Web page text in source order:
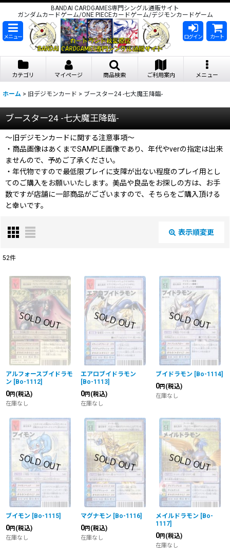
BANDAI CARDGAMES専門シングル通販サイト
ガンダムカードゲーム/ONE PIECEカードゲーム/デジモンカードゲーム
メニュー ログイン カート
カテゴリ マイページ 商品検索 ご利用案内 メニュー
ホーム > 旧デジモンカード > ブースター24 -七大魔王降臨-
ブースター24 -七大魔王降臨-
〜旧デジモンカードに関する注意事項〜
・商品画像はあくまでSAMPLE画像であり、年代やverの指定は出来
ませんので、予めご了承ください。
・年代物ですので最低限プレイに支障が出ない程度のプレイ用とし
てのご購入をお願いいたします。美品や良品をお探しの方は、お手
数ですが店舗に一部商品がございますので、そちらをご購入頂ける
と幸いです。
表示順変更
在庫あり
並び順:
絞り込む
52件
アルフォースブイドラモ
ン [Bo-1112]
0円 (税込)
在庫なし
エアロブイドラモン
[Bo-1113]
0円 (税込)
在庫なし
ブイドラモン [Bo-1114]
0円 (税込)
在庫なし
ブイモン [Bo-1115]
0円 (税込)
在庫なし
マグナモン [Bo-1116]
0円 (税込)
在庫なし
メイルドラモン [Bo-
1117]
0円 (税込)
在庫なし